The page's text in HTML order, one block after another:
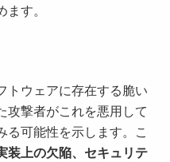
す。
トウェアに存在する脆い
攻撃者がこれを悪用して
る可能性を示します。こ
装上の欠陥、セキュリテ